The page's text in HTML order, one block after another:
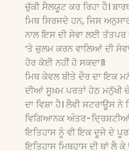
ਚੁੱਕੀ ਸੈਲਯੂਟ ਕਰ ਰਿਹਾ ਹੈ।
ਮਿਥ ਸਿਰਜਦੇ ਹਨ, ਜਿਸ
ਨਾਲ ਇਸ ਦੀ ਸੇਵਾ ਲਈ
’ਤੇ ਜ਼ੁਲਮ ਕਰਨ ਵਾਲਿਆਂ ਦੀ
ਹੋਰ ਕੋਈ ਨਹੀਂ ਹੋ ਸਕਦਾ।1
ਮਿਥ ਕੇਵਲ ਬੀਤੇ ਦੌਰ ਦਾ ਇਕ
ਦੀਆਂ ਸੂਖ਼ਮ ਪਰਤਾਂ ਹੇਠ ਮਨੁੱਖੀ
ਦਾ ਵਿਸ਼ਾ ਹੈ। ਲੈਵੀ
ਵਿਗਿਆਨਕ ਅੰਤਰ-
ਇਤਿਹਾਸ ਨੂੰ ਵੀ ਇਕ ਦੂਜੇ ਦੇ
ਇਤਿਹਾਸ ਮਿਥਹਾਸ ਦੀ ਥਾਂ ਲੈ